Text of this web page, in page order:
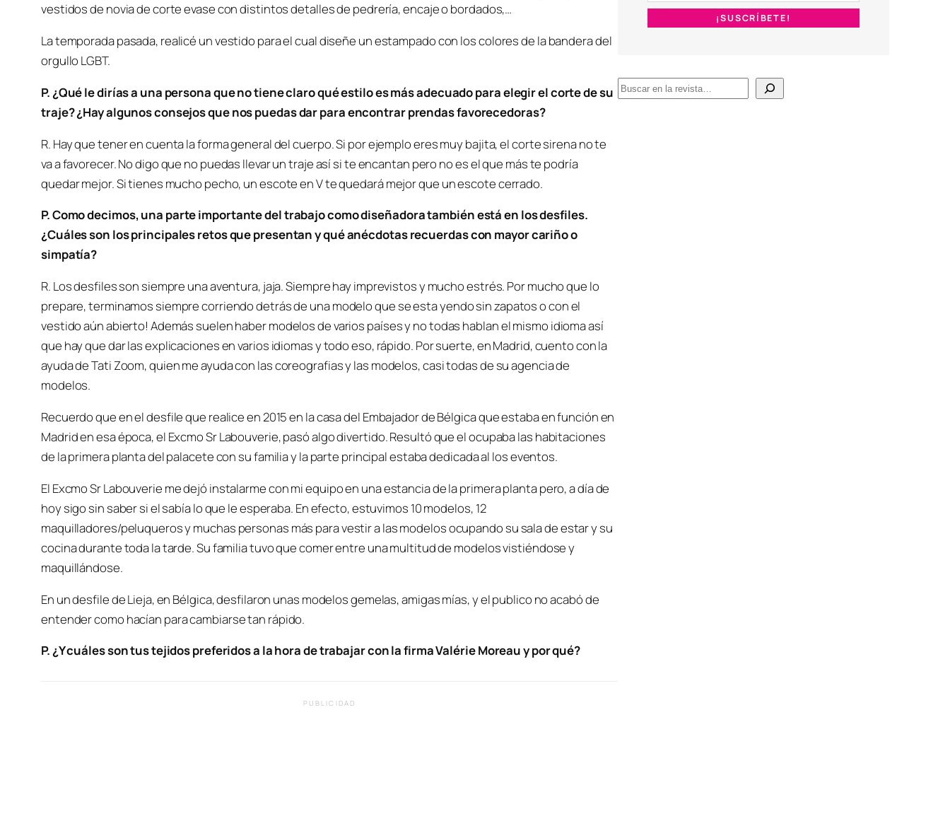
vestidos de novia de corte evase con distintos detalles de pedrería, encaje o bordados,…
La temporada pasada, realicé un vestido para el cual diseñe un estampado con los colores de la bandera del
orgullo LGBT.
P. ¿Qué le dirías a una persona que no tiene claro qué estilo es más adecuado para elegir el corte de su
traje? ¿Hay algunos consejos que nos puedas dar para encontrar prendas favorecedoras?
R. Hay que tener en cuenta la forma general del cuerpo. Si por ejemplo eres muy bajita, el corte sirena no te
va a favorecer. No digo que no puedas llevar un traje así si te encantan pero no es el que más te podría
quedar mejor. Si tienes mucho pecho, un escote en V te quedará mejor que un escote cerrado.
P. Como decimos, una parte importante del trabajo como diseñadora también está en los desfiles.
¿Cuáles son los principales retos que presentan y qué anécdotas recuerdas con mayor cariño o
simpatía?
R. Los desfiles son siempre una aventura, jaja. Siempre hay imprevistos y mucho estrés. Por mucho que lo
prepare, terminamos siempre corriendo detrás de una modelo que se esta yendo sin zapatos o con el
vestido aún abierto! Además suelen haber modelos de varios países y no todas hablan el mismo idioma así
que hay que dar las explicaciones en varios idiomas y todo eso, rápido. Por suerte, en Madrid, cuento con la
ayuda de Tati Zoom, quien me ayuda con las coreografias y las modelos, casi todas de su agencia de
modelos.
Recuerdo que en el desfile que realice en 2015 en la casa del Embajador de Bélgica que estaba en función en
Madrid en esa época, el Excmo Sr Labouverie, pasó algo divertido. Resultó que el ocupaba las habitaciones
de la primera planta del palacete con su familia y la parte principal estaba dedicada al los eventos.
El Excmo Sr Labouverie me dejó instalarme con mi equipo en una estancia de la primera planta pero, a día de
hoy sigo sin saber si el sabía lo que le esperaba. En efecto, estuvimos 10 modelos, 12
maquilladores/peluqueros y muchas personas más para vestir a las modelos ocupando su sala de estar y su
cocina durante toda la tarde. Su familia tuvo que comer entre una multitud de modelos vistiéndose y
maquillándose.
En un desfile de Lieja, en Bélgica, desfilaron unas modelos gemelas, amigas mías, y el publico no acabó de
entender como hacían para cambiarse tan rápido.
P. ¿Y cuáles son tus tejidos preferidos a la hora de trabajar con la firma Valérie Moreau y por qué?
PUBLICIDAD
B